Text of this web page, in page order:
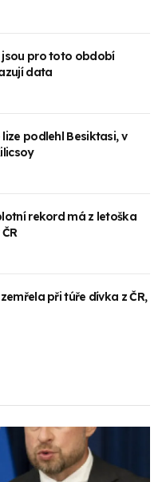
jsou pro toto období
data
podlehl Besiktasi, v
rekord má z letoška
při túře dívka z ČR,